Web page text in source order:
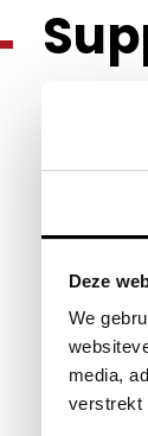
Deze
We
media,
verstrekt